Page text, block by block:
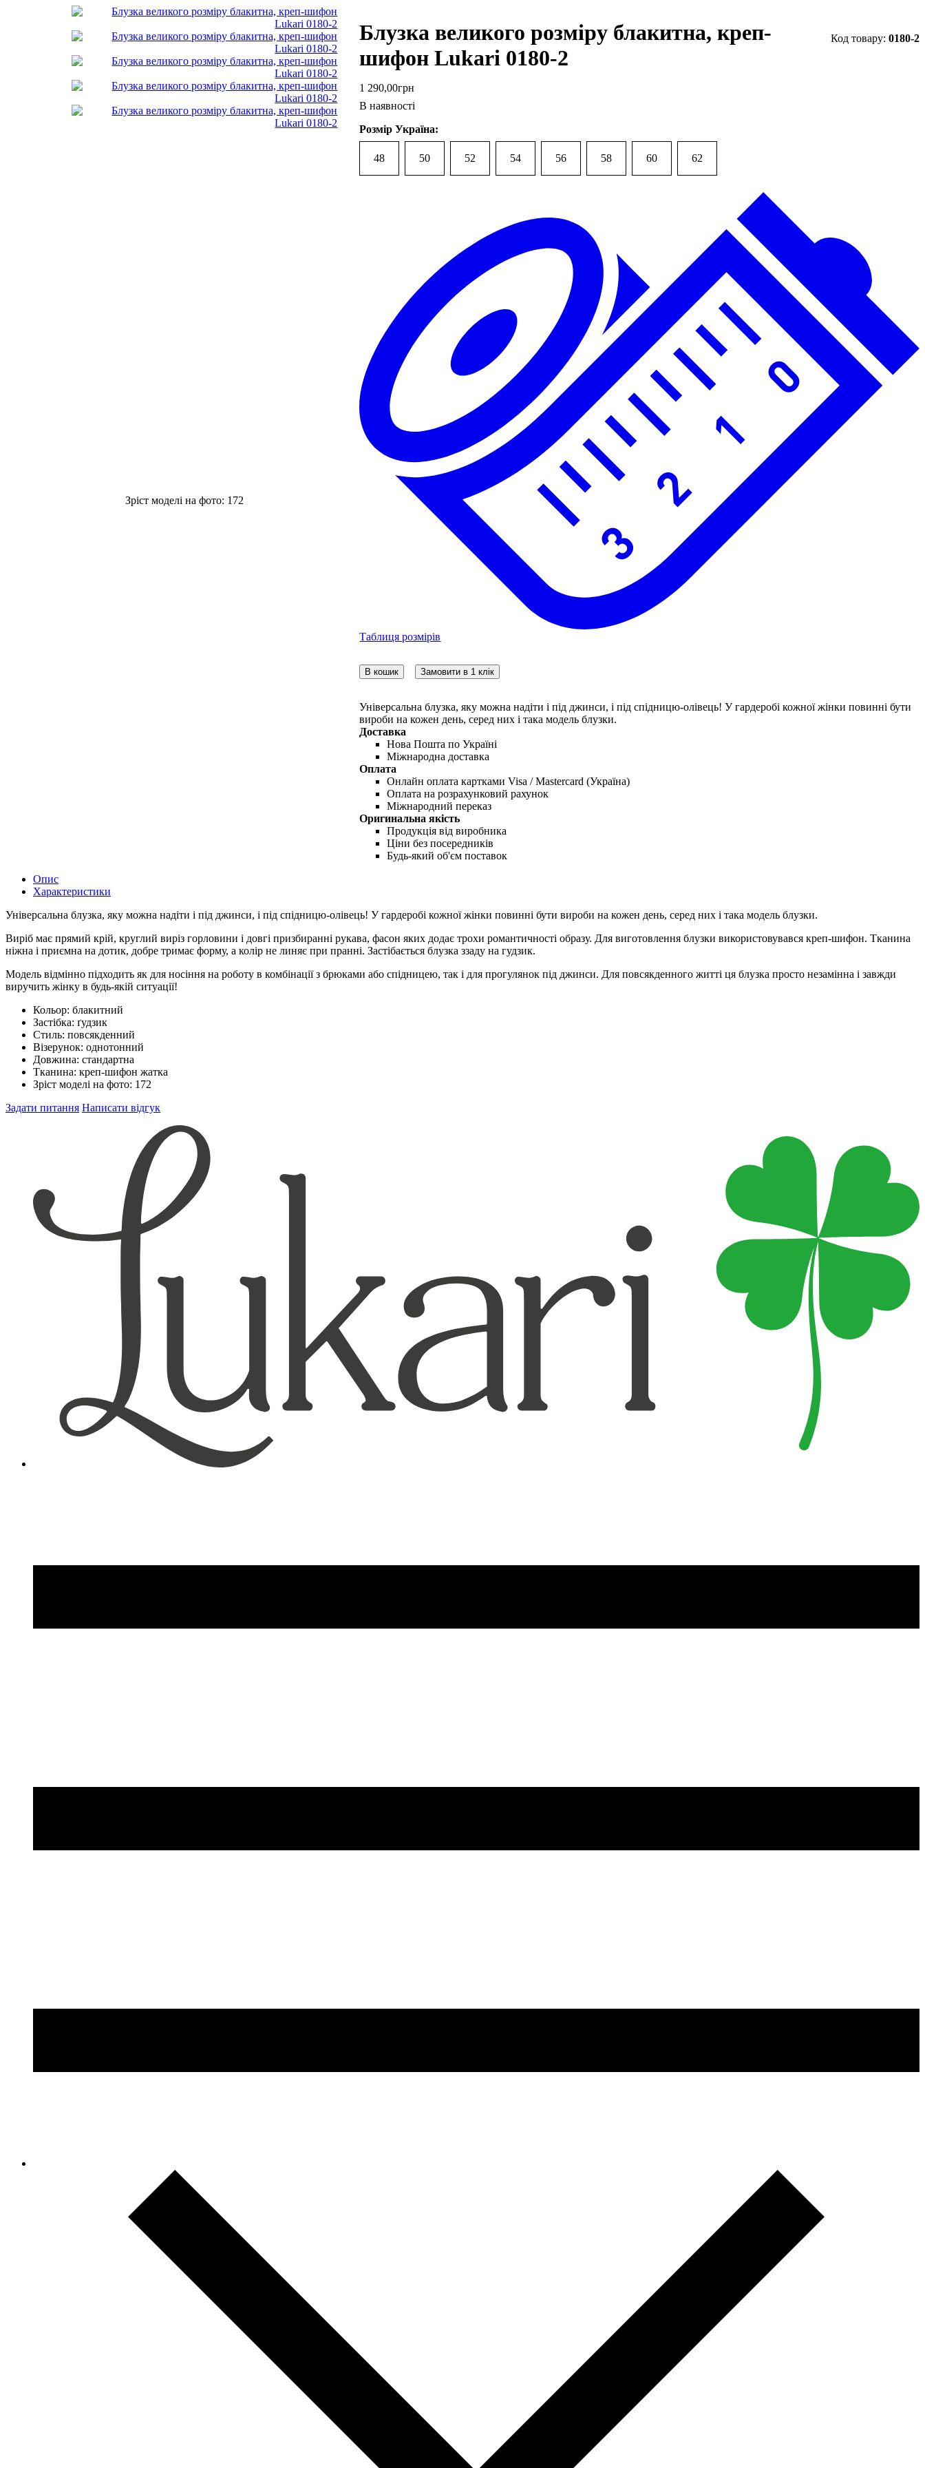
Зріст моделі на фото: 172
Блузка великого розміру блакитна, креп-
шифон Lukari 0180-2
0180-2
1 290,00грн
В наявності
Розмір Україна:
48 50 52 54 56 58 60 62
Таблиця розмірів
В кошик Замовити в 1 клік
Універсальна блузка, яку можна надіти і під джинси, і під спідницю-олівець! У гардеробі кожної жінки повинні бути
вироби на кожен день, серед них і така модель блузки.
Доставка
Нова Пошта по Україні
Міжнародна доставка
Оплата
Онлайн оплата картками Visa / Mastercard (Україна)
Оплата на розрахунковий рахунок
Міжнародний переказ
Оригинальна якість
Продукція від виробника
Ціни без посередників
Будь-який об'єм поставок
Опис
Характеристики
Універсальна блузка, яку можна надіти і під джинси, і під спідницю-олівець! У гардеробі кожної жінки повинні бути вироби на кожен день, серед них і така модель блузки.
Виріб має прямий крій, круглий виріз горловини і довгі призбиранні рукава, фасон яких додає трохи романтичності образу. Для виготовлення блузки використовувався креп-шифон. Тканина
ніжна і приємна на дотик, добре тримає форму, а колір не линяє при пранні. Застібається блузка ззаду на гудзик.
Модель відмінно підходить як для носіння на роботу в комбінації з брюками або спідницею, так і для прогулянок під джинси. Для повсякденного житті ця блузка просто незамінна і завжди
виручить жінку в будь-якій ситуації!
Кольор: блакитний
Застібка: ґудзик
Стиль: повсякденний
Візерунок: однотонний
Довжина: стандартна
Тканина: креп-шифон жатка
Зріст моделі на фото: 172
Задати питання Написати відгук